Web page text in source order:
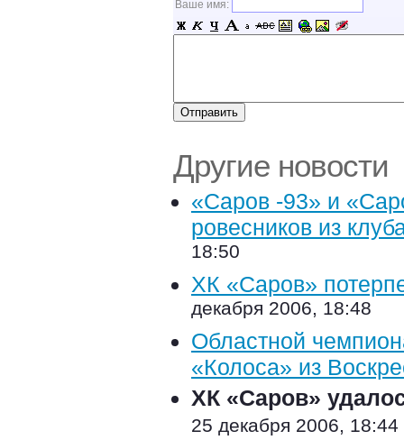
Ваше имя:
Другие новости
«Саров -93» и
ровесников из
18:50
ХК «Саров»
декабря 2006, 18:48
Областной
«Колоса» из
ХК «Саров»
25 декабря 2006, 18:44